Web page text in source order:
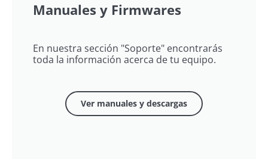
Manuales y Firmwares
En nuestra sección "Soporte" encontrarás
toda la información acerca de tu equipo.
Ver manuales y descargas